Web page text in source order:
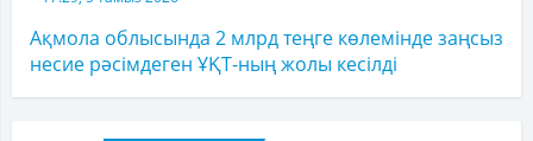
Ақмола облысында 2 млрд теңге көлемінде заңсыз
несие рәсімдеген ҰҚТ-ның жолы кесілді